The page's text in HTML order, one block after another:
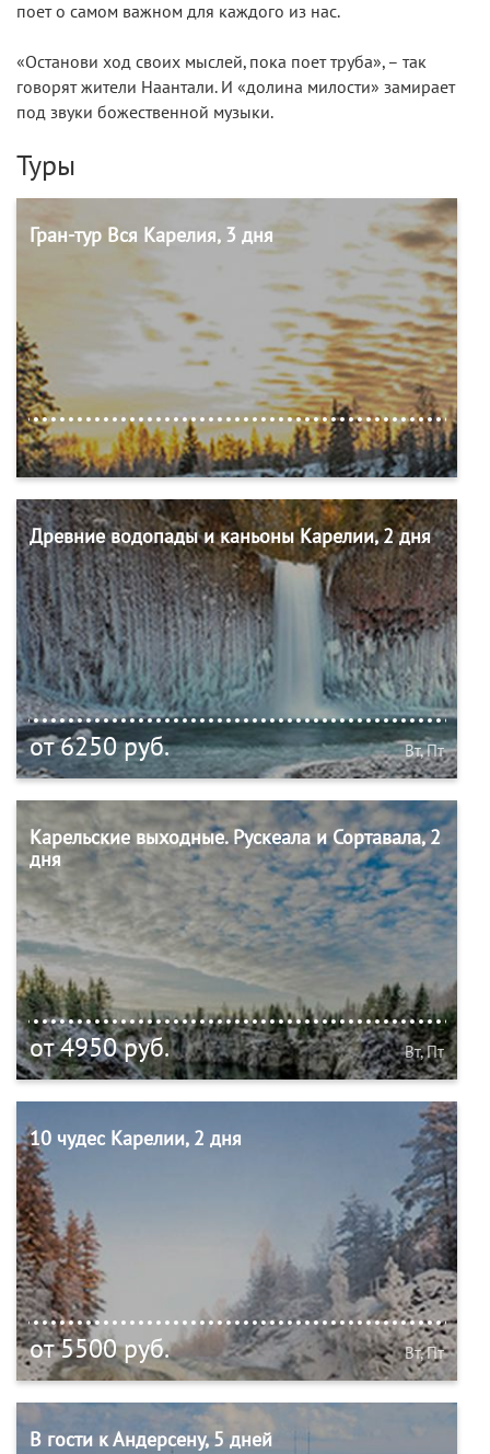
поет о самом важном для каждого из нас.
«Останови ход своих мыслей, пока поет труба», – так
говорят жители Наантали. И «долина милости» замирает
под звуки божественной музыки.
Туры
Гран-тур Вся Карелия, 3 дня
Древние водопады и каньоны Карелии, 2 дня
от 6250 руб. Вт, Пт
Карельские выходные. Рускеала и Сортавала, 2
дня
от 4950 руб. Вт, Пт
10 чудес Карелии, 2 дня
от 5500 руб. Вт, Пт
В гости к Андерсену, 5 дней